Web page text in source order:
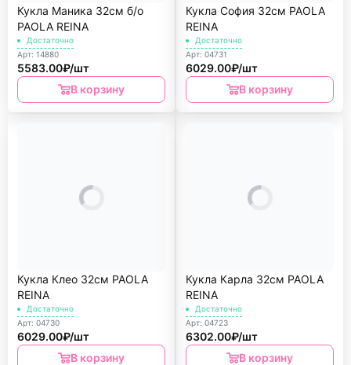
Кукла Маника 32см б/о
PAOLA REINA
Достаточно
Арт: 14880
5583.00₽/шт
В корзину
Кукла София 32см PAOLA
REINА
Достаточно
Арт: 04731
6029.00₽/шт
В корзину
Кукла Клео 32см PAOLA
REINА
Достаточно
Арт: 04730
6029.00₽/шт
В корзину
Кукла Карла 32см PAOLA
REINА
Достаточно
Арт: 04723
6302.00₽/шт
В корзину